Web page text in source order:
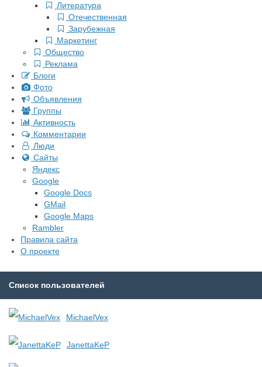
Литература
Отечественная
Зарубежная
Маркетинг
Общество
Реклама
Блоги
Фото
Объявления
Группы
Активность
Комментарии
Люди
Сайты
Яндекс
Google
Google Docs
GMail
Google Maps
Rambler
Правила сайта
О проекте
Список пользователей
MichaelVex
JanettaKeP